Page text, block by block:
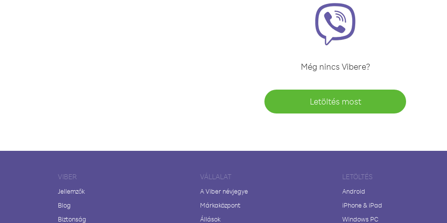
Még nincs Vibere?
Letöltés most
VIBER
Jellemzők
Blog
Biztonság
VÁLLALAT
A Viber névjegye
Márkaközpont
Állások
LETÖLTÉS
Android
iPhone & iPad
Windows PC